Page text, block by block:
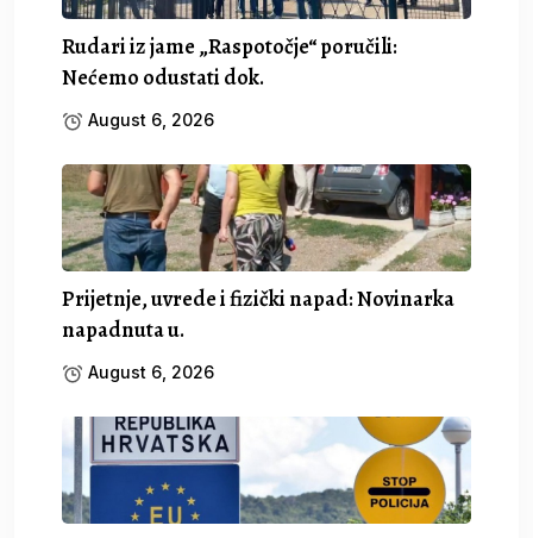
Rudari iz jame „Raspotočje“ poručili:
Nećemo odustati dok.
August 6, 2026
Prijetnje, uvrede i fizički napad: Novinarka
napadnuta u.
August 6, 2026